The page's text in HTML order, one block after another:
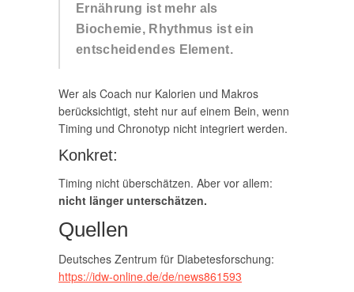
Ernährung ist mehr als
Biochemie, Rhythmus ist ein
entscheidendes Element.
Wer als Coach nur Kalorien und Makros
berücksichtigt, steht nur auf einem Bein, wenn
Timing und Chronotyp nicht integriert werden.
Konkret:
Timing nicht überschätzen. Aber vor allem:
nicht länger unterschätzen.
Quellen
Deutsches Zentrum für Diabetesforschung:
https://idw-online.de/de/news861593